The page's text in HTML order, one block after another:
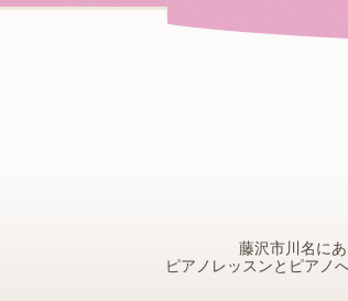
藤沢市川名に
ピアノレッスンとピアノ